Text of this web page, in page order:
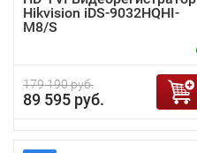
Hikvision iDS-9032HQHI-
M8/S
179 190 руб.
89 595 руб.